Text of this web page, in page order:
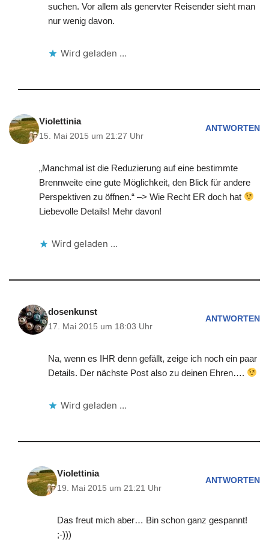
suchen. Vor allem als genervter Reisender sieht man
nur wenig davon.
Wird geladen …
Violettinia
15. Mai 2015 um 21:27 Uhr
ANTWORTEN
„Manchmal ist die Reduzierung auf eine bestimmte
Brennweite eine gute Möglichkeit, den Blick für andere
Perspektiven zu öffnen.“ –> Wie Recht ER doch hat
Liebevolle Details! Mehr davon!
Wird geladen …
dosenkunst
17. Mai 2015 um 18:03 Uhr
ANTWORTEN
Na, wenn es IHR denn gefällt, zeige ich noch ein paar
Details. Der nächste Post also zu deinen Ehren….
Wird geladen …
Violettinia
19. Mai 2015 um 21:21 Uhr
ANTWORTEN
Das freut mich aber… Bin schon ganz gespannt!
;-)))